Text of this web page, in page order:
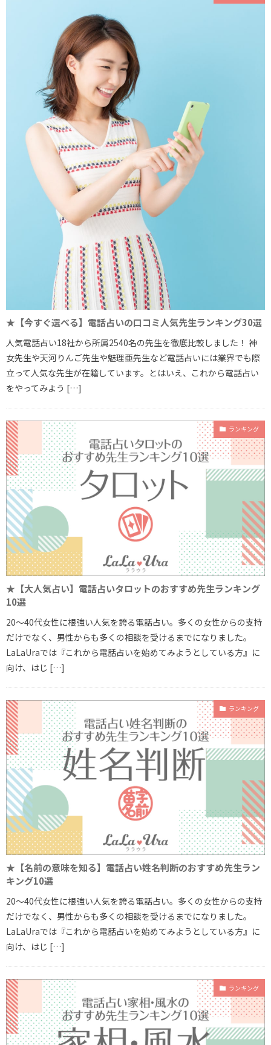
★【今すぐ選べる】電話占いの口コミ人気先生ランキング30選
人気電話占い18社から所属2540名の先生を徹底比較しました！ 神
女先生や天河りんご先生や魅理亜先生など電話占いには業界でも際
立って人気な先生が在籍しています。とはいえ、これから電話占い
をやってみよう […]
ランキング
★【大人気占い】電話占いタロットのおすすめ先生ランキング
10選
20～40代女性に根強い人気を誇る電話占い。多くの女性からの支持
だけでなく、男性からも多くの相談を受けるまでになりました。
LaLaUraでは『これから電話占いを始めてみようとしている方』に
向け、はじ […]
ランキング
★【名前の意味を知る】電話占い姓名判断のおすすめ先生ラン
キング10選
20～40代女性に根強い人気を誇る電話占い。多くの女性からの支持
だけでなく、男性からも多くの相談を受けるまでになりました。
LaLaUraでは『これから電話占いを始めてみようとしている方』に
向け、はじ […]
ランキング